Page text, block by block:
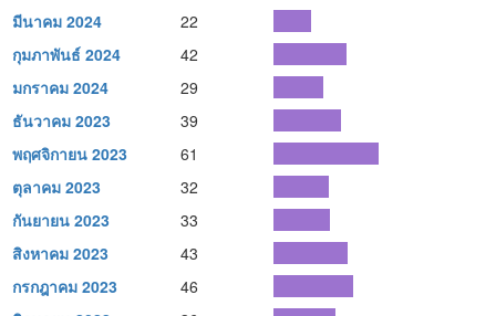
มีนาคม 2024
22
กุมภาพันธ์ 2024
42
มกราคม 2024
29
ธันวาคม 2023
39
พฤศจิกายน 2023
61
ตุลาคม 2023
32
กันยายน 2023
33
สิงหาคม 2023
43
กรกฎาคม 2023
46